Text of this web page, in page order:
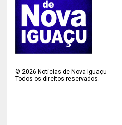
©2026 Notícias de Nova Iguaçu
Todos os direitos reservados.